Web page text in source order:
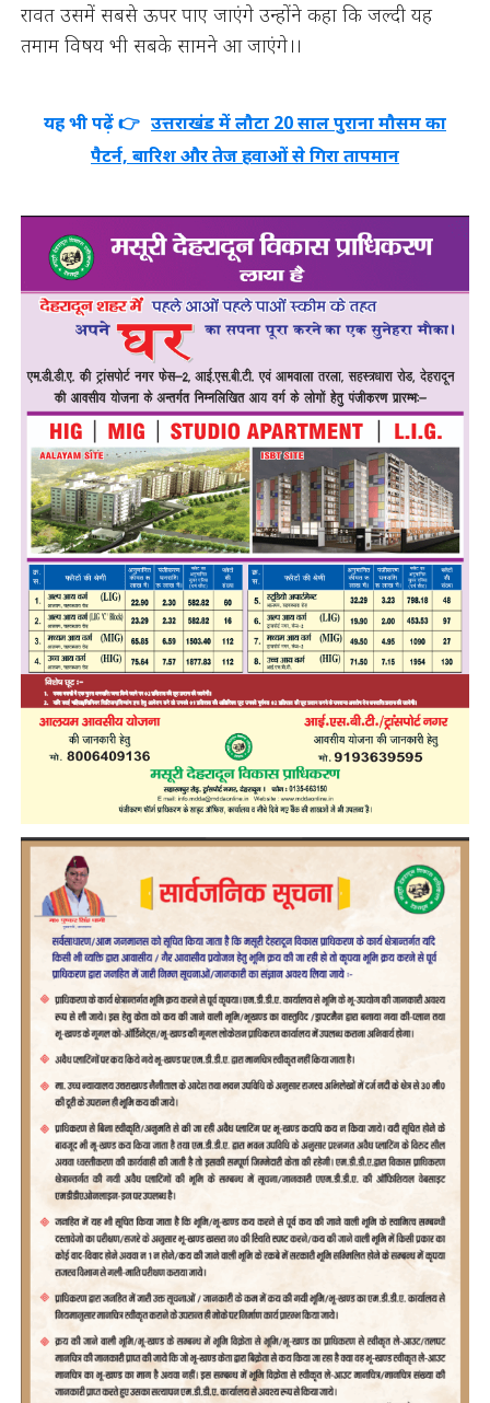
रावत उसमें सबसे ऊपर पाए जाएंगे उन्होंने कहा कि जल्दी यह
तमाम विषय भी सबके सामने आ जाएंगे।।
यह भी पढ़ें 👉 उत्तराखंड में लौटा 20 साल पुराना मौसम का
पैटर्न, बारिश और तेज हवाओं से गिरा तापमान